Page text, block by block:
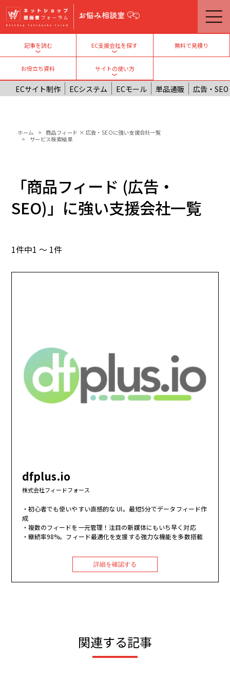
メインコンテンツに移動
記事を読む
Toggle submenu
EC支援会社を探す
Toggle submenu
無料で見積り
お役立ち資料
サイトの使い方
Toggle submenu
ECサイト制作 ECシステム ECモール 単品通販 広告・SEO
パンくず
ホーム
商品フィード × 広告・SEOに強い支援会社一覧
サービス検索結果
「商品フィード (広告・
SEO)」に強い支援会社一覧
1件中1 ～ 1件
dfplus.io
株式会社フィードフォース
初心者でも使いやすい直感的な UI。最短5分でデータフィード作
成
複数のフィードを一元管理！注目の新媒体にもいち早く対応
継続率98%。フィード最適化を支援する強力な機能を多数搭載
詳細を確認する
関連する記事